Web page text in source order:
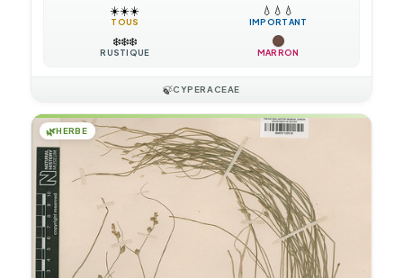
☀️☀️☀️
TOUS
💧 💧 💧
IMPORTANT
❄️❄️❄️
RUSTIQUE MARRON
🍃CYPERACEAE
🌿HERBE